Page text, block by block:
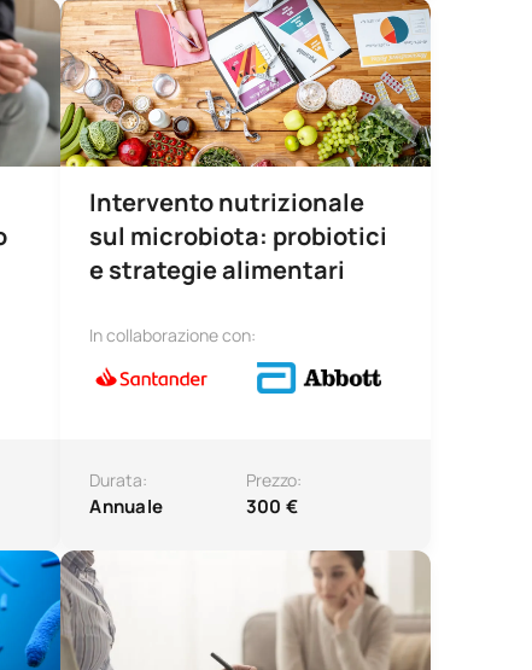
negli ambienti digitali
Intervento nutrizionale
sul microbiota: probiotici
e strategie alimentari
In collaborazione con:
Durata:
Annuale
Prezzo:
300 €
Microcertificazione Intervento nutrizionale sul
sulla salute
Intervento in caso di traumi e primo soccorso